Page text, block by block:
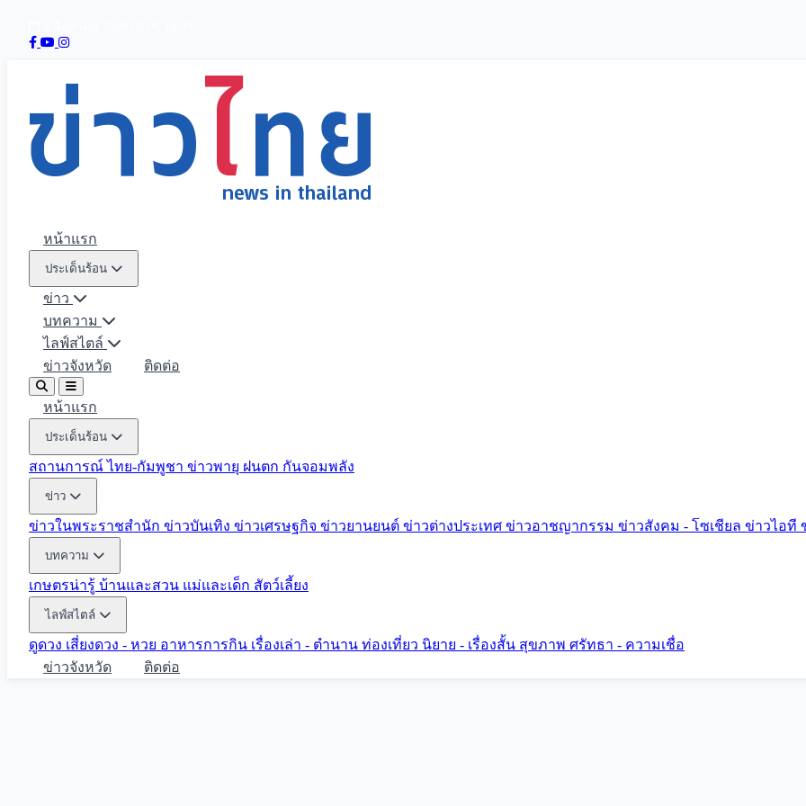
หน้าแรก
ประเด็นร้อน
ข่าว
บทความ
ไลฟ์สไตล์
ข่าวจังหวัด
ติดต่อ
หน้าแรก
ประเด็นร้อน
สถานการณ์ ไทย-กัมพูชา ข่าวพายุ ฝนตก กันจอมพลัง
ข่าว
ข่าวในพระราชสำนัก ข่าวบันเทิง ข่าวเศรษฐกิจ ข่าวยานยนต์ ข่าวต่างประเทศ ข่าวอาชญากรรม ข่าวสังคม - โซเชียล ข่าวไอที
บทความ
เกษตรน่ารู้ บ้านและสวน แม่และเด็ก สัตว์เลี้ยง
ไลฟ์สไตล์
ดูดวง เสี่ยงดวง - หวย อาหารการกิน เรื่องเล่า - ตำนาน ท่องเที่ยว นิยาย - เรื่องสั้น สุขภาพ ศรัทธา - ความเชื่อ
ข่าวจังหวัด
ติดต่อ